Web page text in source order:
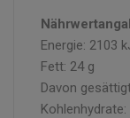
Energie: 2103
Fett: 24 g
Davon
Kohlenhydrate: